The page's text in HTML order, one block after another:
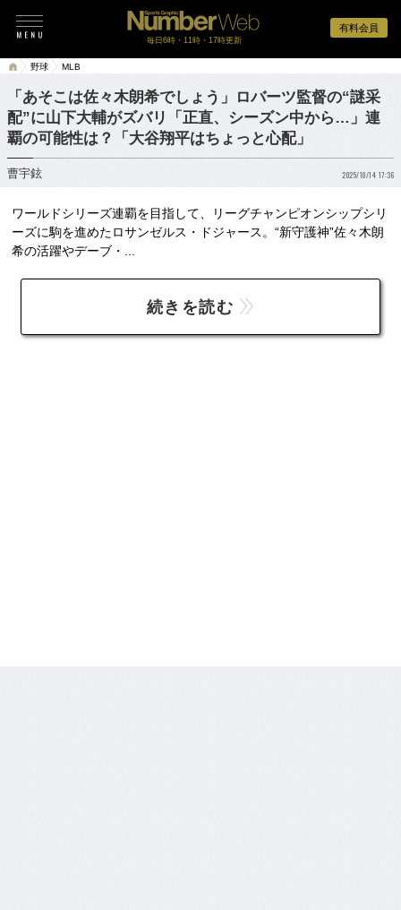
有料会員
毎日6時・11時・17時更新
野球 MLB
「あそこは佐々木朗希でしょう」ロバーツ監督の“謎采
配”に山下大輔がズバリ「正直、シーズン中から…」連
覇の可能性は？「大谷翔平はちょっと心配」
曹宇鉉 2025/10/14 17:36
ワールドシリーズ連覇を目指して、リーグチャンピオンシップシリ
ーズに駒を進めたロサンゼルス・ドジャース。“新守護神”佐々木朗
希の活躍やデーブ・...
続きを読む